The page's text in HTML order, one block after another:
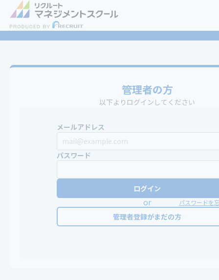
管理者の方
以下よりログインしてください
メールアドレス
パスワード
ログイン
or パスワードを
管理者登録がまだの方